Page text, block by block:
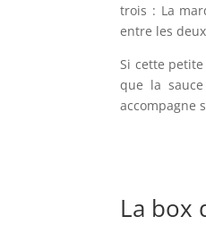
trois : La
entre les
Si cette
que la
accompagne
La box